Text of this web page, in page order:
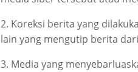
2. Koreksi berita yang
lain yang mengutip berita
3. Media yang